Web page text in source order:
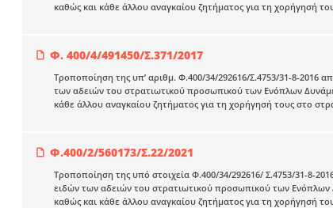
καθώς και κάθε άλλου αναγκαίου ζητήματος για τη χορήγησή
Φ. 400/4/491450/Σ.371/2017
Τροποποίηση της υπ’ αριθμ. Φ.400/34/292616/Σ.4753/31-8-2016
των αδειών του στρατιωτικού προσωπικού των Ενόπλων
κάθε άλλου αναγκαίου ζητήματος για τη χορήγησή τους στο
Φ.400/2/560173/Σ.22/2021
Τροποποίηση της υπό στοιχεία Φ.400/34/292616/ Σ.4753/31-8-
ειδών των αδειών του στρατιωτικού προσωπικού των
καθώς και κάθε άλλου αναγκαίου ζητήματος για τη χορήγησή